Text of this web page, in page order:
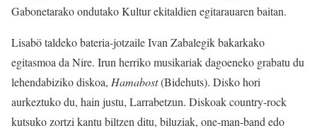
Gabonetarako ondutako Kultur ekitaldien egitarauaren baitan.
Lisabö taldeko bateria-jotzaile Ivan Zabalegik bakarkako
egitasmoa da Nire. Irun herriko musikariak dagoeneko grabatu du
lehendabiziko diskoa, Hamabost(Bidehuts). Disko hori
aurkeztuko du, hain justu, Larrabetzun. Diskoak country-rock
kutsuko zortzi kantu biltzen ditu, biluziak, one-man-band edo